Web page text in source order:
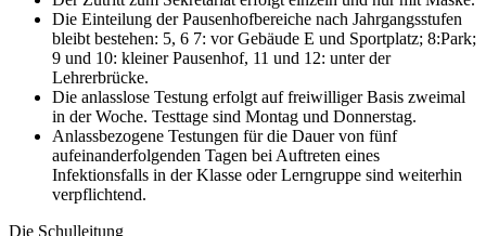
Die Einteilung der Pausenhofbereiche nach Jahrgangsstufen
bleibt bestehen: 5, 6 7: vor Gebäude E und Sportplatz; 8:Park;
9 und 10: kleiner Pausenhof, 11 und 12: unter der
Lehrerbrücke.
Die anlasslose Testung erfolgt auf freiwilliger Basis zweimal
in der Woche. Testtage sind Montag und Donnerstag.
Anlassbezogene Testungen für die Dauer von fünf
aufeinanderfolgenden Tagen bei Auftreten eines
Infektionsfalls in der Klasse oder Lerngruppe sind weiterhin
verpflichtend.
Die Schulleitung